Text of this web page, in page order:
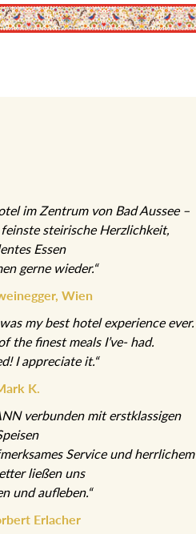
im Zentrum von Bad Aussee –
steirische Herzlichkeit,
Essen
gerne wieder.“
Wien
my best hotel experience ever.
the finest meals I’ve- had.
I appreciate it.“
K.
verbunden mit erstklassigen
Service und herrlichem
ließen uns
und aufleben.“
Erlacher